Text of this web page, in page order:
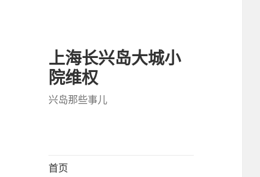
上海长兴岛大城小
院维权
兴岛那些事儿
首页